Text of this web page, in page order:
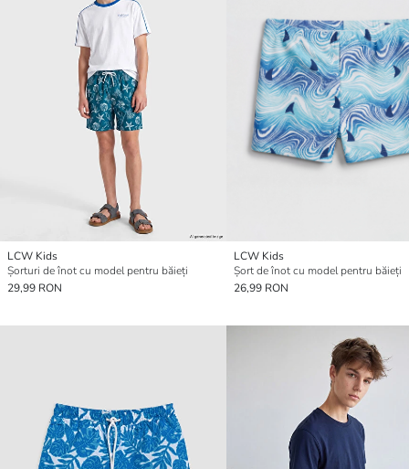
LCW Kids
Șorturi de înot cu model pentru băieți
29,99 RON
LCW Kids
Șort de înot cu model pentru băieți
26,99 RON